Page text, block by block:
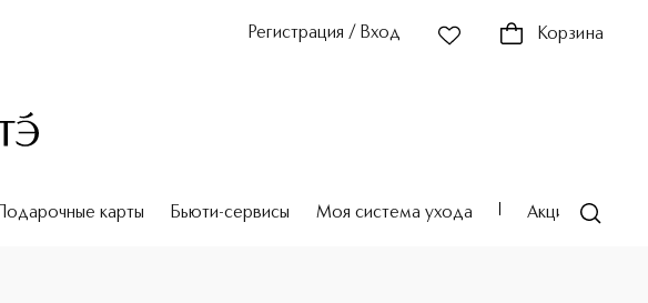
Регистрация / Вход Корзина
Подарочные карты Бьюти-сервисы Моя система ухода Акции